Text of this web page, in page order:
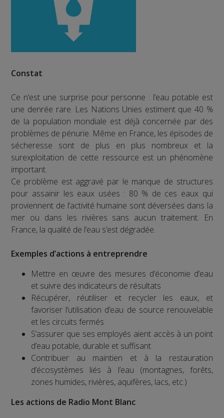
Constat
Ce n’est une surprise pour personne : l’eau potable est
une denrée rare. Les Nations Unies estiment que 40 %
de la population mondiale est déjà concernée par des
problèmes de pénurie. Même en France, les épisodes de
sécheresse sont de plus en plus nombreux et la
surexploitation de cette ressource est un phénomène
important.
Ce problème est aggravé par le manque de structures
pour assainir les eaux usées : 80 % de ces eaux qui
proviennent de l’activité humaine sont déversées dans la
mer ou dans les rivières sans aucun traitement. En
France, la qualité de l’eau s’est dégradée.
Exemples d’actions à entreprendre
Mettre en œuvre des mesures d’économie d’eau
et suivre des indicateurs de résultats
Récupérer, réutiliser et recycler les eaux, et
favoriser l’utilisation d’eau de source renouvelable
et les circuits fermés
S’assurer que ses employés aient accès à un point
d’eau potable, durable et suffisant
Contribuer au maintien et à la restauration
d’écosystèmes liés à l’eau (montagnes, forêts,
zones humides, rivières, aquifères, lacs, etc.)
Les actions de Radio Mont Blanc